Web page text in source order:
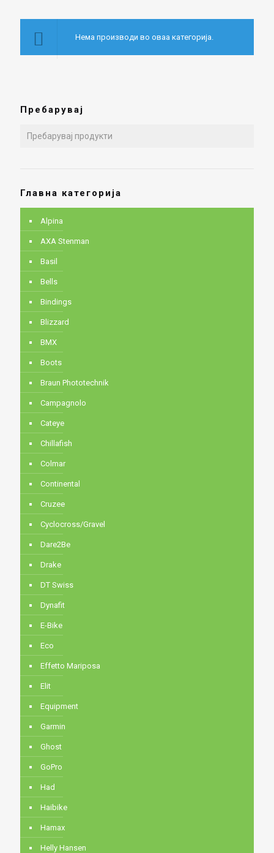
Нема производи во оваа категорија.
Пребарувај
Главна категорија
Alpina
AXA Stenman
Basil
Bells
Bindings
Blizzard
BMX
Boots
Braun Phototechnik
Campagnolo
Cateye
Chillafish
Colmar
Continental
Cruzee
Cyclocross/Gravel
Dare2Be
Drake
DT Swiss
Dynafit
E-Bike
Eco
Effetto Mariposa
Elit
Equipment
Garmin
Ghost
GoPro
Had
Haibike
Hamax
Helly Hansen